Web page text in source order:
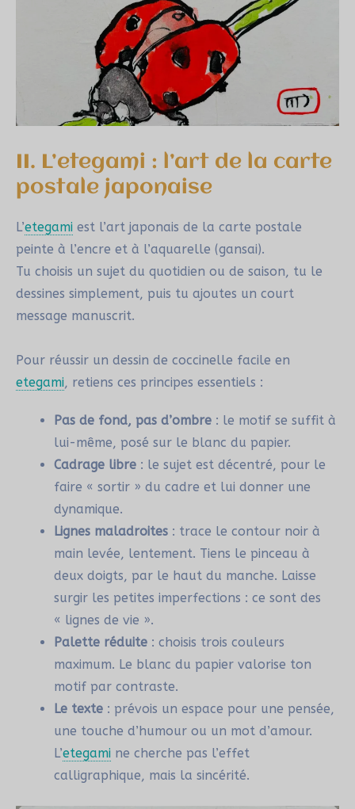
II. L’etegami : l’art de la carte
postale japonaise
L’etegami est l’art japonais de la carte postale
peinte à l’encre et à l’aquarelle (gansai).
Tu choisis un sujet du quotidien ou de saison, tu le
dessines simplement, puis tu ajoutes un court
message manuscrit.
Pour réussir un dessin de coccinelle facile en
etegami, retiens ces principes essentiels :
Pas de fond, pas d’ombre : le motif se suffit à
lui-même, posé sur le blanc du papier.
Cadrage libre : le sujet est décentré, pour le
faire « sortir » du cadre et lui donner une
dynamique.
Lignes maladroites : trace le contour noir à
main levée, lentement. Tiens le pinceau à
deux doigts, par le haut du manche. Laisse
surgir les petites imperfections : ce sont des
« lignes de vie ».
Palette réduite : choisis trois couleurs
maximum. Le blanc du papier valorise ton
motif par contraste.
Le texte : prévois un espace pour une pensée,
une touche d’humour ou un mot d’amour.
L’etegami ne cherche pas l’effet
calligraphique, mais la sincérité.